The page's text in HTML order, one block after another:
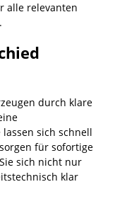
alle relevanten
durch klare
sich schnell
für sofortige
sich nicht nur
klar